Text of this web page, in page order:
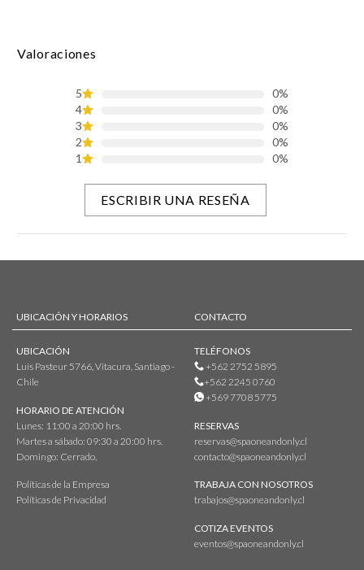
Valoraciones
5
0%
4
0%
3
0%
2
0%
1
0%
ESCRIBIR UNA RESEÑA
UBICACIÓN Y HORARIOS
UBICACIÓN
Luis Pasteur 5766, Vitacura, Santiago -
Chile
HORARIO DE ATENCIÓN
Lunes: 11:00 a 20:00 hrs.
Martes a sábado: 09:30 a 20:00 hrs.
Domingo: Cerrado.
Políticas de la Empresa
Políticas de Privacidad
CONTACTO
TELÉFONOS
+562 2752 5895
+562 2245 0760
+569 7708 5775
RESERVAS
reservas@spaoneandonly.cl
contacto@spaoneandonly.cl
TRABAJA CON NOSOTROS
trabajos@spaoneandonly.cl
COTIZA EVENTOS
eventos@spaoneandonly.cl